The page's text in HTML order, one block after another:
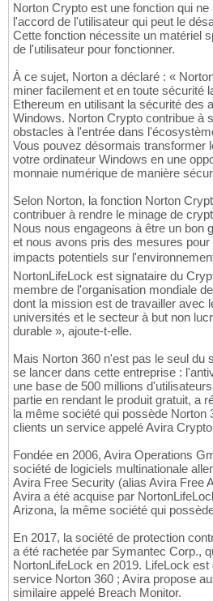
Norton Crypto est une fonction qui
l'accord de l'utilisateur qui peut le
Cette fonction nécessite un matériel
de l'utilisateur pour fonctionner.
À ce sujet, Norton a déclaré : «
miner facilement et en toute sécurité
Ethereum en utilisant la sécurité des
Windows. Norton Crypto contribue à
obstacles à l'entrée dans
Vous pouvez désormais transformer
votre ordinateur Windows en une
monnaie numérique de manière
Selon Norton, la fonction Norton
contribuer à rendre le minage de
Nous nous engageons à être un bon
et nous avons pris des mesures pour
impacts potentiels sur
NortonLifeLock est signataire du
membre de l'organisation mondiale
dont la mission est de travailler avec
universités et le secteur à but non
durable », ajoute-t-elle.
Mais Norton 360 n'est pas le seul du
se lancer dans cette entreprise :
une base de 500 millions
partie en rendant le produit gratuit, a
la même société qui possède Norton
clients un service appelé Avira
Fondée en 2006, Avira Operations
société de logiciels multinationale
Avira Free Security (alias Avira Free
Avira a été acquise par
Arizona, la même société qui
En 2017, la société de protection
a été rachetée par Symantec Corp.,
NortonLifeLock en 2019. LifeLock
service Norton 360 ; Avira propose
similaire appelé Breach Monitor.